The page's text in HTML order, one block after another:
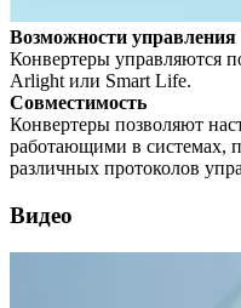
Возможности управления
Конвертеры управляются
Arlight или Smart Life.
Совместимость
Конвертеры позволяют
работающими в системах,
различных протоколов
Видео